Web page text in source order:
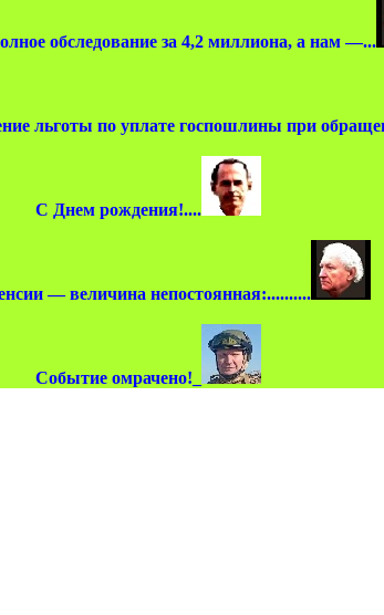
обследование за 4,2 миллиона, а нам —...
льготы по уплате госпошлины при
С Днем рождения!....
— величина непостоянная:..........
Событие омрачено!_